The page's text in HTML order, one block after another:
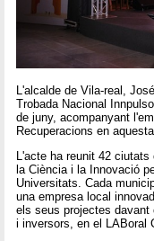
L'alcalde de Vila-real,
Trobada Nacional
de juny, acompanyant
Recuperacions en
L'acte ha reunit 42
la Ciència i la Innovació
Universitats. Cada
una empresa local
els seus projectes
i inversors, en el LABoral